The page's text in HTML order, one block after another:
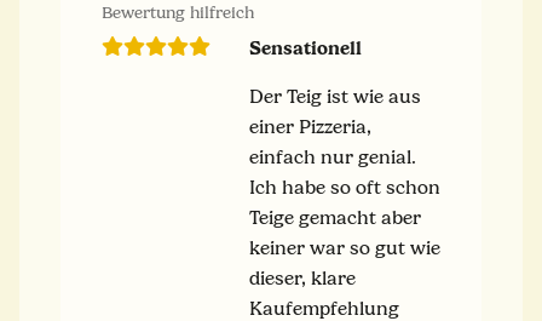
Bewertung hilfreich
Sensationell
Der Teig ist wie aus
einer Pizzeria,
einfach nur genial.
Ich habe so oft schon
Teige gemacht aber
keiner war so gut wie
dieser, klare
Kaufempfehlung